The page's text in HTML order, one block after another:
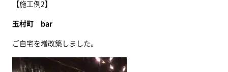
【施工例2】
玉村町 bar
ご自宅を増改築しました。